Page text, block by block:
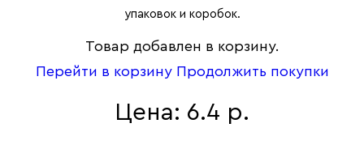
упаковок и коробок.
Товар добавлен в корзину.
Перейти в корзину Продолжить покупки
Цена: 6.4 р.